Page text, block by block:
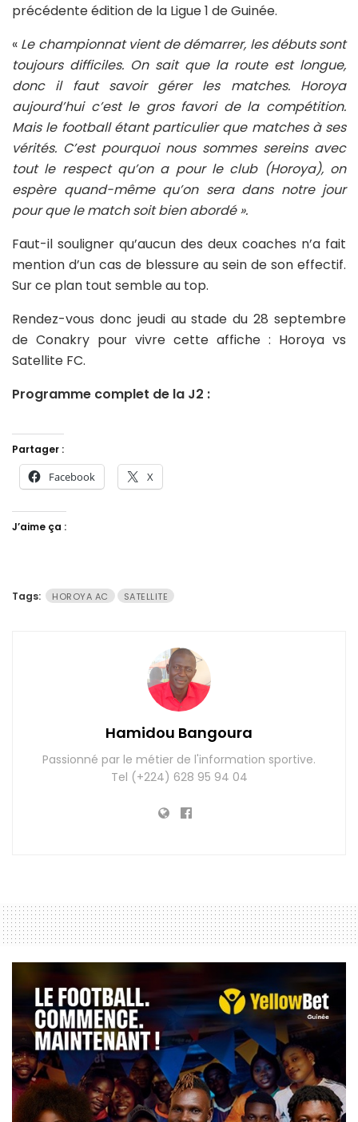
précédente édition de la Ligue 1 de Guinée.
« Le championnat vient de démarrer, les débuts sont
toujours difficiles. On sait que la route est longue,
donc il faut savoir gérer les matches. Horoya
aujourd’hui c’est le gros favori de la compétition.
Mais le football étant particulier que matches à ses
vérités. C’est pourquoi nous sommes sereins avec
tout le respect qu’on a pour le club (Horoya), on
espère quand-même qu’on sera dans notre jour
pour que le match soit bien abordé ».
Faut-il souligner qu’aucun des deux coaches n’a fait
mention d’un cas de blessure au sein de son effectif.
Sur ce plan tout semble au top.
Rendez-vous donc jeudi au stade du 28 septembre
de Conakry pour vivre cette affiche : Horoya vs
Satellite FC.
Programme complet de la J2 :
Partager :
Facebook X
J’aime ça :
Tags: HOROYA AC SATELLITE
Hamidou Bangoura
Passionné par le métier de l'information sportive.
Tel (+224) 628 95 94 04